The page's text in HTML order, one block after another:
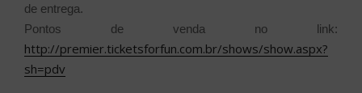
de entrega.
Pontos de venda no link:
http://premier.ticketsforfun.com.br/shows/show.aspx?
sh=pdv